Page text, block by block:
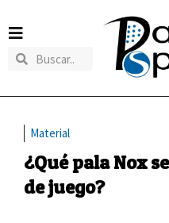
Material
¿Qué pala Nox
de juego?